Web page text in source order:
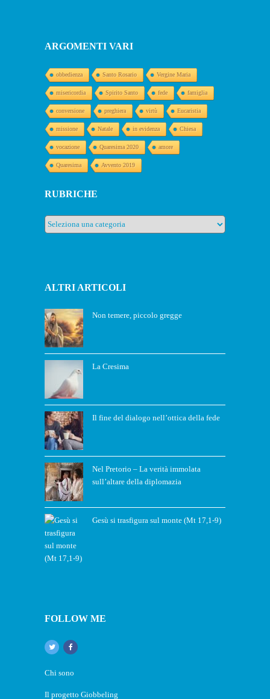
ARGOMENTI VARI
obbedienza Santo Rosario Vergine Maria
misericordia Spirito Santo fede famiglia
conversione preghiera virtù Eucaristia
missione Natale in evidenza Chiesa
vocazione Quaresima 2020 amore
Quaresima Avvento 2019
RUBRICHE
Rubriche
ALTRI ARTICOLI
Non temere, piccolo gregge
La Cresima
Il fine del dialogo nell’ottica della fede
Nel Pretorio – La verità immolata
sull’altare della diplomazia
Gesù si trasfigura sul monte (Mt 17,1-9)
FOLLOW ME
Chi sono
Il progetto Giobbeling